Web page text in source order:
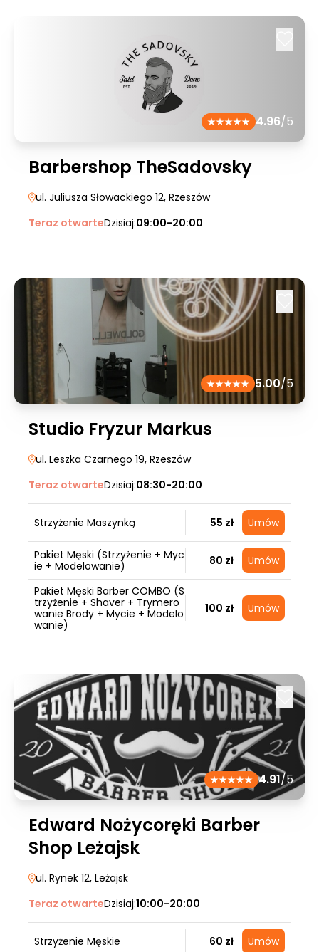
4.96/5
Barbershop TheSadovsky
ul. Juliusza Słowackiego 12, Rzeszów
Teraz otwarteDzisiaj:09:00-20:00
5.00/5
Studio Fryzur Markus
ul. Leszka Czarnego 19, Rzeszów
Teraz otwarteDzisiaj:08:30-20:00
Strzyżenie Maszynką 55 zł Umów
Pakiet Męski (Strzyżenie + Myc
ie + Modelowanie)
80 zł Umów
Pakiet Męski Barber COMBO (S
trzyżenie + Shaver + Trymero
wanie Brody + Mycie + Modelo
wanie)
100 zł Umów
4.91/5
Edward Nożycoręki Barber
Shop Leżajsk
ul. Rynek 12, Leżajsk
Teraz otwarteDzisiaj:10:00-20:00
Strzyżenie Męskie 60 zł Umów